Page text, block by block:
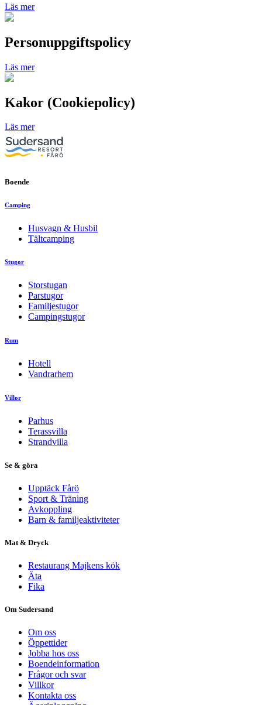
Läs mer
Personuppgiftspolicy
Läs mer
Kakor (Cookiepolicy)
Läs mer
Boende
Camping
Husvagn & Husbil
Tältcamping
Stugor
Storstugan
Parstugor
Familjestugor
Campingstugor
Rum
Hotell
Vandrarhem
Villor
Parhus
Terassvilla
Strandvilla
Se & göra
Upptäck Fårö
Sport & Träning
Avkoppling
Barn & familjeaktiviteter
Mat & Dryck
Restaurang Majkens kök
Äta
Fika
Om Sudersand
Om oss
Öppettider
Jobba hos oss
Boendeinformation
Frågor och svar
Villkor
Kontakta oss